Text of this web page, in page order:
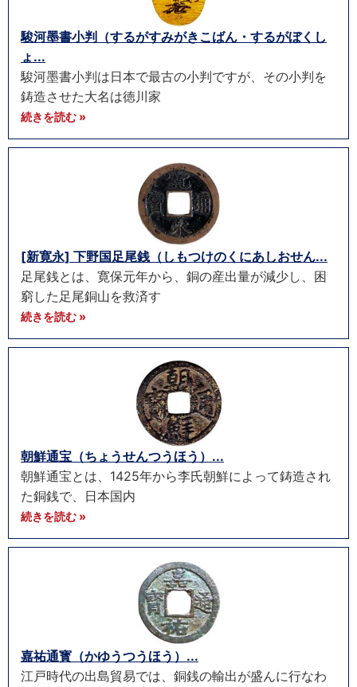
駿河墨書小判（するがすみがきこばん・するがぼくし
ょ...
駿河墨書小判は日本で最古の小判ですが、その小判を
鋳造させた大名は徳川家
続きを読む »
[新寛永] 下野国足尾銭（しもつけのくにあしおせん...
足尾銭とは、寛保元年から、銅の産出量が減少し、困
窮した足尾銅山を救済す
続きを読む »
朝鮮通宝（ちょうせんつうほう）...
朝鮮通宝とは、1425年から李氏朝鮮によって鋳造され
た銅銭で、日本国内
続きを読む »
嘉祐通寳（かゆうつうほう）...
江戸時代の出島貿易では、銅銭の輸出が盛んに行なわ